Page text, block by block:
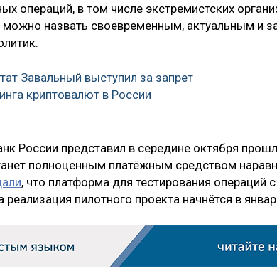
операций, в том числе экстремистских
можно назвать своевременным, актуальным и
Завальный выступил за запрет
криптовалют в России
России представил в середине октября
полноценным платёжным средством
, что платформа для тестирования операций
пилотного проекта начнётся в